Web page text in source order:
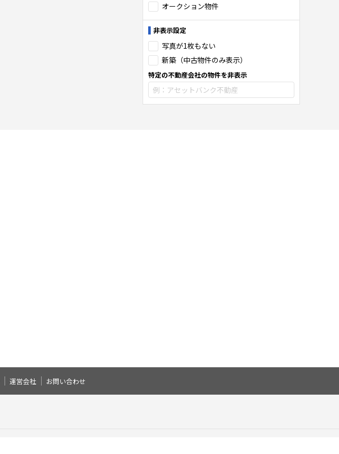
オークション物件
非表示設定
写真が1枚もない
新築（中古物件のみ表示）
特定の不動産会社の物件を非表示
運営会社 お問い合わせ